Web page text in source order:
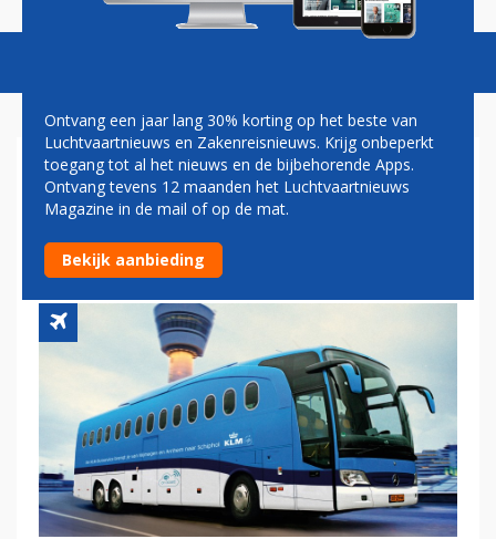
KLM STOPT MET
BUSVERBINDING NAAR
ARNHEM EN NIJMEGEN
Ontvang een jaar lang 30% korting op het beste van
Luchtvaartnieuws en Zakenreisnieuws. Krijg onbeperkt
toegang tot al het nieuws en de bijbehorende Apps.
Ontvang tevens 12 maanden het Luchtvaartnieuws
Magazine in de mail of op de mat.
Bekijk aanbieding